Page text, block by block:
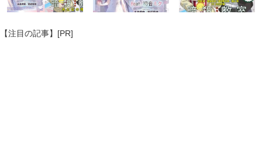
【注目の記事】[PR]